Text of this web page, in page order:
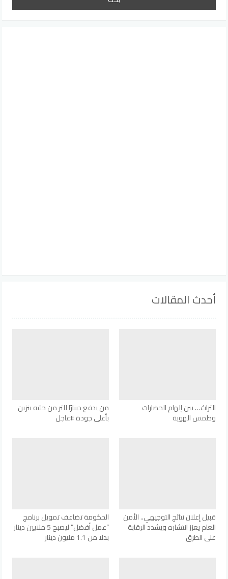
أحدث المقالات
التراث… بين إلهام الحضارات
وطمس الهوية
من يدفع دينارًا للتر من حقه بنزين
بأعلى جودة #عاجل
قبيل إعلان نتائج التوجيهي.. الأمن
العام يعزز انتشاره ويشدد الرقابة
على الطرق
الحكومة تضاعف تمويل برنامج
“عمل أفضل” ليصبح 5 ملايين دينار
بدلا من 1.1 مليون دينار